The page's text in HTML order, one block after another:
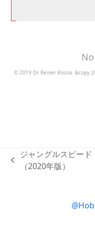
© 2019 Dr. Reiner Knizia. &copy
previous
ジャングルスピード
（2020年版）